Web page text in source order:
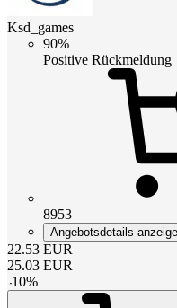
Ksd_games
90%
Positive Rückmeldung
8953
Angebotsdetails
22.53 EUR
25.03 EUR
-10%